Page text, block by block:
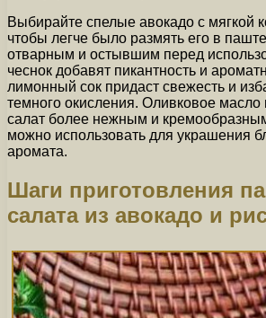
Выбирайте спелые авокадо с мягкой
чтобы легче было размять его в
отварным и остывшим перед
чеснок добавят пикантность и
лимонный сок придаст свежесть и
темного окисления. Оливковое масло
салат более нежным и
можно использовать для украшения
аромата.
Шаги приготовления
салата из авокадо и